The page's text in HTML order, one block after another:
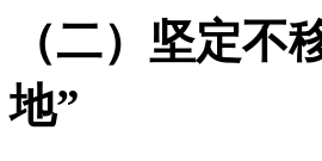
（二）坚定
地”